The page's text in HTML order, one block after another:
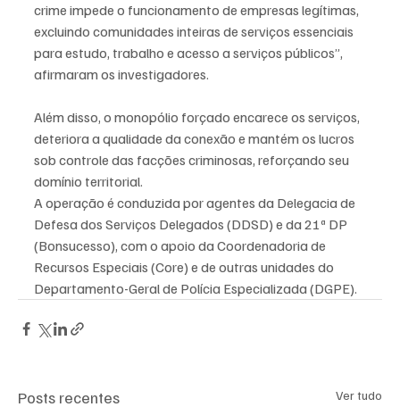
crime impede o funcionamento de empresas legítimas,
excluindo comunidades inteiras de serviços essenciais
para estudo, trabalho e acesso a serviços públicos”,
afirmaram os investigadores.
Além disso, o monopólio forçado encarece os serviços,
deteriora a qualidade da conexão e mantém os lucros
sob controle das facções criminosas, reforçando seu
domínio territorial.
A operação é conduzida por agentes da Delegacia de
Defesa dos Serviços Delegados (DDSD) e da 21ª DP
(Bonsucesso), com o apoio da Coordenadoria de
Recursos Especiais (Core) e de outras unidades do
Departamento-Geral de Polícia Especializada (DGPE).
Posts recentes Ver tudo